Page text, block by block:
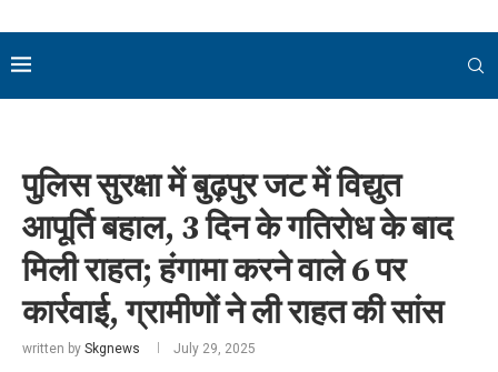
पुलिस सुरक्षा में बुढ़पुर जट में विद्युत
आपूर्ति बहाल, 3 दिन के गतिरोध के बाद
मिली राहत; हंगामा करने वाले 6 पर
कार्रवाई, ग्रामीणों ने ली राहत की सांस
written by Skgnews July 29, 2025